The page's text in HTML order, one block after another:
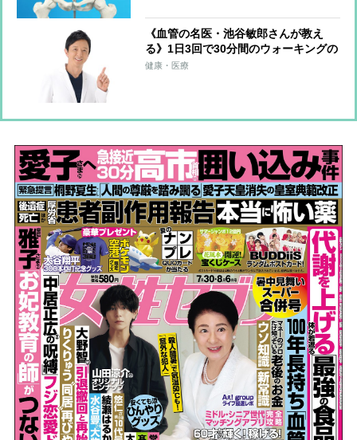
《血管の名医・池谷敏郎さんが教え
る》1日3回で30分間のウォーキングの
運動量に匹敵！血圧改善につながる
健康・医療